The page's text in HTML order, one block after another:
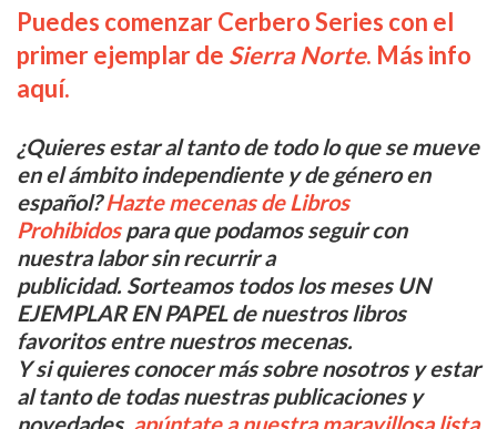
Puedes comenzar Cerbero Series con el
primer ejemplar de Sierra Norte. Más info
aquí.
¿Quieres estar al tanto de todo lo que se mueve
en el ámbito independiente y de género en
español?Hazte mecenas de Libros
Prohibidospara que podamos seguir con
nuestra labor sin recurrir a
publicidad. Sorteamos todos los meses UN
EJEMPLAR EN PAPEL de nuestros libros
favoritos entre nuestros mecenas.
Y si quieres conocer más sobre nosotros y estar
al tanto de todas nuestras publicaciones y
novedades, apúntate a nuestra maravillosa lista